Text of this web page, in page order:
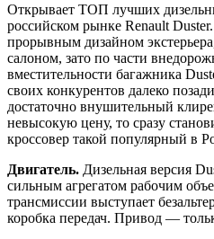
Открывает ТОП лучших
российском рынке Renault
прорывным дизайном
салоном, зато по части
вместительности багажника
своих конкурентов далеко
достаточно внушительный
невысокую цену, то сразу
кроссовер такой популярный в
Двигатель. Дизельная версия
сильным агрегатом рабочим
трансмиссии выступает
коробка передач. Привод —